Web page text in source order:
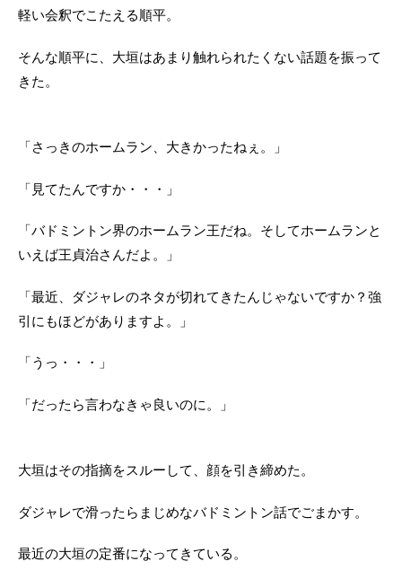
軽い会釈でこたえる順平。
そんな順平に、大垣はあまり触れられたくない話題を振って
きた。
「さっきのホームラン、大きかったねぇ。」
「見てたんですか・・・」
「バドミントン界のホームラン王だね。そしてホームランと
いえば王貞治さんだよ。」
「最近、ダジャレのネタが切れてきたんじゃないですか？強
引にもほどがありますよ。」
「うっ・・・」
「だったら言わなきゃ良いのに。」
大垣はその指摘をスルーして、顔を引き締めた。
ダジャレで滑ったらまじめなバドミントン話でごまかす。
最近の大垣の定番になってきている。